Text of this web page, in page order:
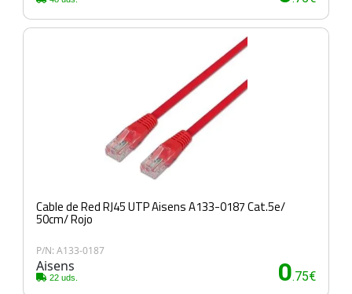
Cable de Red RJ45 UTP Aisens A133-0187 Cat.5e/
50cm/ Rojo
P/N: A133-0187
Aisens
22 uds. 0.75€